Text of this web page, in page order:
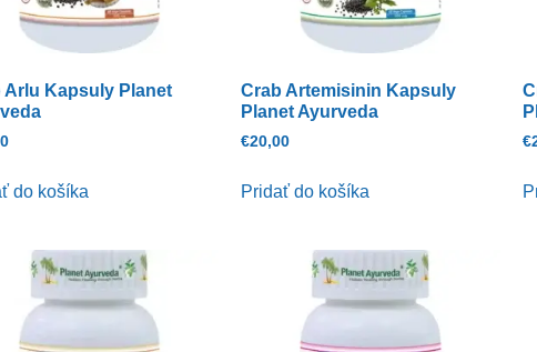
Arlu Kapsuly Planet
do košíka
Crab Artemisinin Kapsuly
Planet Ayurveda
€20,00
Pridať do košíka
€